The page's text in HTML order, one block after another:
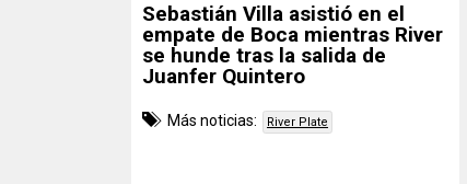
Sebastián Villa asistió en el
empate de Boca mientras River
se hunde tras la salida de
Juanfer Quintero
Más noticias: River Plate